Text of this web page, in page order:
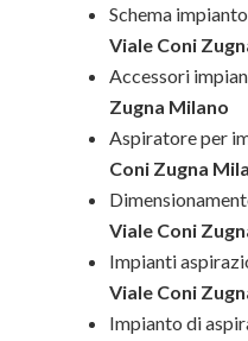
Schema
Viale Coni
Accessori
Zugna Milano
Aspiratore per
Coni Zugna
Viale Coni
Impianti
Viale Coni
Impianto di